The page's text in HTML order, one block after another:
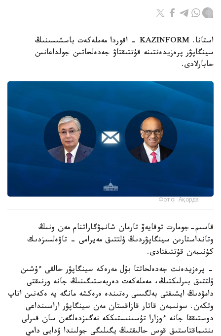
استانا. KAZINFORM - اقوردا مەملەكەت باسشىسىنىڭ
سينگاپۋر پرەزيدەنتىنە قۇتتىقتاۋ جەدەلحاتىن جولداعانىن
حابارلادى.
Фото: Ақорда
قاسىم-جومارت توقايەۆ تارمان شانمۋگاراتنام مەن ونىڭ
وتانداستارىن سينگاپۋردىڭ ۇلتتىق مەيرامى - تاۋەلسىزدىك
كۇنىمەن قۇتتىقتادى.
- پرەزيدەنت جەدەلحاتتا بۇل مەرەكە سينگاپۋر حالقى ءۇشىن
ۇلتتىق بىرلىكتىڭ، مەملەكەت دەربەستىگىنىڭ جانە ورنىقتى
دامۋدىڭ ايشىقتى بەلگىسى رەتىندە ەرەكشە مانگە يە ەكەنىن اتاپ
وتكەن. سونىمەن قاتار قازاقستان مەن سينگاپۋر اراسىنداعى
دوستىققا جانە ءوزارا تۇسىنىستىككە نەگىزدەلگەن سان قىرلى
ىنتىماقتاستىق قوس حالىقتىڭ يگىلىگى جولىندا ۇدايى دامي